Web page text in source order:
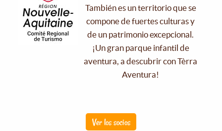
También es un territorio que se
compone de fuertes culturas y
de un patrimonio excepcional.
¡Un gran parque infantil de
aventura, a descubrir con Tèrra
Aventura!
Ver los socios